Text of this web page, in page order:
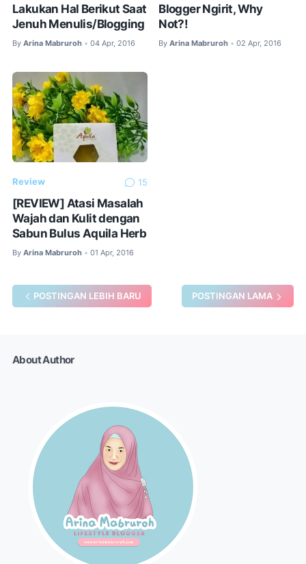
Lakukan Hal Berikut Saat
Jenuh Menulis/Blogging
By Arina Mabruroh • 04 Apr, 2016
Blogger Ngirit, Why
Not?!
By Arina Mabruroh • 02 Apr, 2016
Review 15
[REVIEW] Atasi Masalah
Wajah dan Kulit dengan
Sabun Bulus Aquila Herb
By Arina Mabruroh • 01 Apr, 2016
POSTINGAN LEBIH BARU POSTINGAN LAMA
About Author